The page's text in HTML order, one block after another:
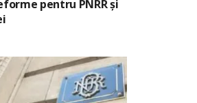
pentru PNRR și